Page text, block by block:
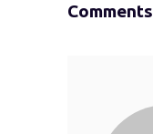
Comments